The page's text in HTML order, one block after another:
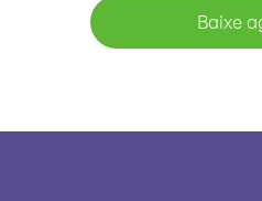
Baixe